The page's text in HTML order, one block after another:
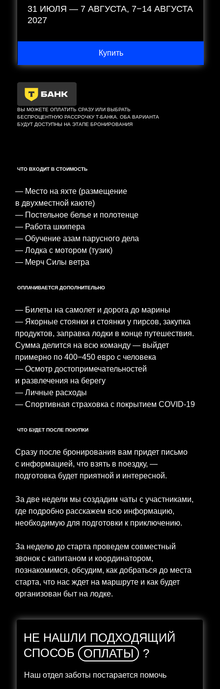
Купить
31 ИЮЛЯ — 7 АВГУСТА, 7−14 АВГУСТА
2027
ЧТО ВХОДИТ В СТОИМОСТЬ
— Место на яхте (размещение
в двухместной каюте)
— Постельное белье и полотенце
— Работа шкипера
— Обучение азам парусного дела
— Лодка с мотором (тузик)
— Мерч Силы ветра
ОПЛАЧИВАЕТСЯ ДОПОЛНИТЕЛЬНО
— Билеты на самолет и дорога до марины
— Якорные стоянки и стоянки у пирсов, закупка
продуктов, заправка лодки в конце путешествия.
Сумма делится на всю команду — выйдет
примерно по 400−450 евро с человека
— Осмотр достопримечательностей
и развлечения на берегу
— Личные расходы
— Спортивная страховка с покрытием COVID-19
ЧТО БУДЕТ ПОСЛЕ ПОКУПКИ
Сразу после бронирования вам придет письмо
с информацией, что взять в поездку, —
подготовка будет приятной и интересной.
За две недели мы создадим чаты с участниками,
где подробно расскажем всю информацию,
необходимую для подготовки к приключению.
За неделю до старта проведем совместный
звонок с капитаном и координатором,
познакомимся, обсудим, как добраться до места
старта, что нас ждет на маршруте и как будет
организован быт на лодке.
ВЫ МОЖЕТЕ ОПЛАТИТЬ СРАЗУ ИЛИ ВЫБРАТЬ
БЕСПРОЦЕНТНУЮ РАССРОЧКУ Т-БАНКА. ОБА ВАРИАНТА
БУДУТ ДОСТУПНЫ НА ЭТАПЕ БРОНИРОВАНИЯ
Наш отдел заботы постарается помочь
НЕ НАШЛИ ПОДХОДЯЩИЙ
СПОСОБ
?
ОПЛАТЫ